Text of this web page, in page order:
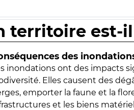
territoire est-
des
inondations ont des impacts
Elles causent des
emporter la faune et la
et les biens